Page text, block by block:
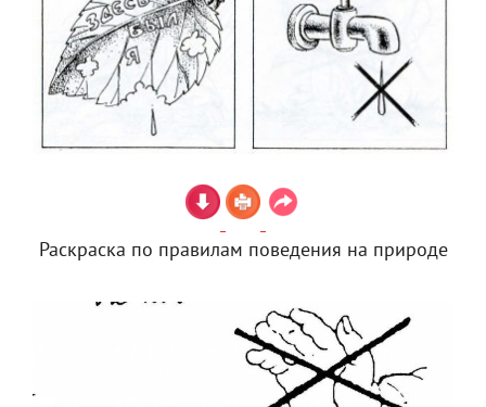
Раскраска по правилам поведения на природе